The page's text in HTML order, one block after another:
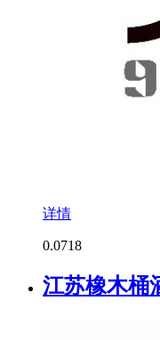
详情
0.0718
江苏橡木桶